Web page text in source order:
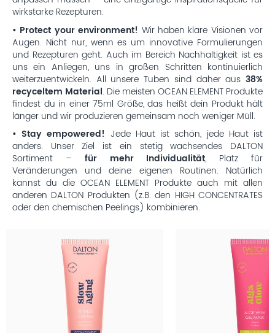
wirkstarke Rezepturen.
• Protect your environment! Wir haben klare Visionen vor
Augen. Nicht nur, wenn es um innovative Formulierungen
und Rezepturen geht. Auch im Bereich Nachhaltigkeit ist es
uns ein Anliegen, uns in großen Schritten kontinuierlich
weiterzuentwickeln. All unsere Tuben sind daher aus 38%
recyceltem Material. Die meisten OCEAN ELEMENT Produkte
findest du in einer 75ml Größe, das heißt dein Produkt hält
länger und wir produzieren gemeinsam noch weniger Müll.
• Stay empowered! Jede Haut ist schön, jede Haut ist
anders. Unser Ziel ist ein stetig wachsendes DALTON
Sortiment – für mehr Individualität, Platz für
Veränderungen und deine eigenen Routinen. Natürlich
kannst du die OCEAN ELEMENT Produkte auch mit allen
anderen DALTON Produkten (z.B. den HIGH CONCENTRATES
oder den chemischen Peelings) kombinieren.